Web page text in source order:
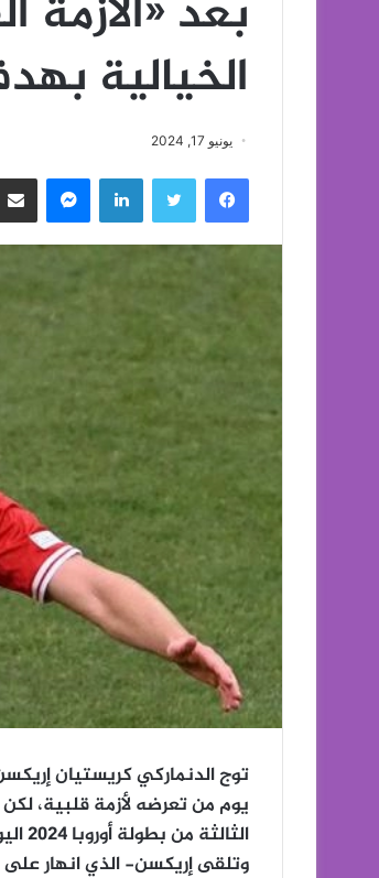
بعد «الأزمة
الخيالية
يونيو 17, 2024
فيسبوك تويتر لينكدإن ماسنجر
الثالثة من بطولة أوروبا 2024 اليوم الأحد.